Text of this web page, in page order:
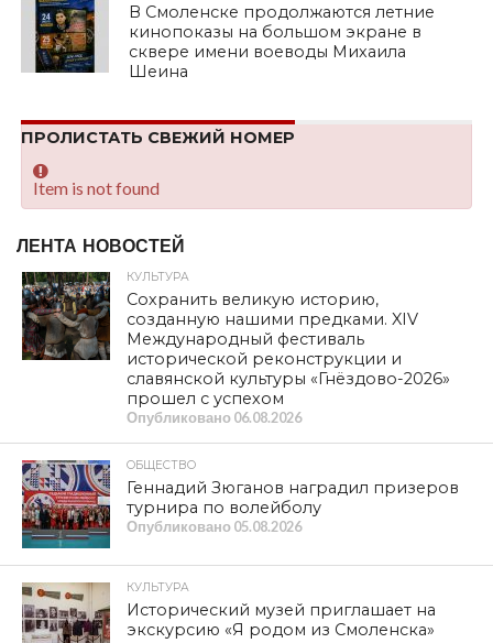
В Смоленске продолжаются летние
кинопоказы на большом экране в
сквере имени воеводы Михаила
Шеина
ПРОЛИСТАТЬ СВЕЖИЙ НОМЕР
Item is not found
ЛЕНТА НОВОСТЕЙ
КУЛЬТУРА
Сохранить великую историю,
созданную нашими предками. XIV
Международный фестиваль
исторической реконструкции и
славянской культуры «Гнёздово-2026»
прошел с успехом
Опубликовано 06.08.2026
ОБЩЕСТВО
Геннадий Зюганов наградил призеров
турнира по волейболу
Опубликовано 05.08.2026
КУЛЬТУРА
Исторический музей приглашает на
экскурсию «Я родом из Смоленска»